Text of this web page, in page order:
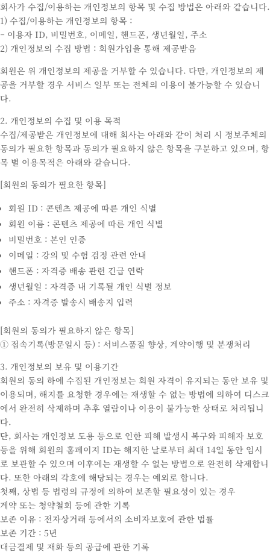
회사가 수집/이용하는 개인정보의 항목 및 수집 방법은 아래와 같습니다.
1) 수집/이용하는 개인정보의 항목 :
– 이용자 ID, 비밀번호, 이메일, 핸드폰, 생년월일, 주소
2) 개인정보의 수집 방법 : 회원가입을 통해 제공받음
회원은 위 개인정보의 제공을 거부할 수 있습니다. 다만, 개인정보의 제
공을 거부할 경우 서비스 일부 또는 전체의 이용이 불가능할 수 있습니
다.
2. 개인정보의 수집 및 이용 목적
수집/제공받은 개인정보에 대해 회사는 아래와 같이 처리 시 정보주체의
동의가 필요한 항목과 동의가 필요하지 않은 항목을 구분하고 있으며, 항
목 별 이용목적은 아래와 같습니다.
[회원의 동의가 필요한 항목]
회원 ID : 콘텐츠 제공에 따른 개인 식별
회원 이름 : 콘텐츠 제공에 따른 개인 식별
비밀번호 : 본인 인증
이메일 : 강의 및 수험 검정 관련 안내
핸드폰 : 자격증 배송 관련 긴급 연락
생년월일 : 자격증 내 기록될 개인 식별 정보
주소 : 자격증 발송시 배송지 입력
[회원의 동의가 필요하지 않은 항목]
① 접속기록(방문일시 등) : 서비스품질 향상, 계약이행 및 분쟁처리
3. 개인정보의 보유 및 이용기간
회원의 동의 하에 수집된 개인정보는 회원 자격이 유지되는 동안 보유 및
이용되며, 해지를 요청한 경우에는 재생할 수 없는 방법에 의하여 디스크
에서 완전히 삭제하며 추후 열람이나 이용이 불가능한 상태로 처리됩니
다.
단, 회사는 개인정보 도용 등으로 인한 피해 발생시 복구와 피해자 보호
등을 위해 회원의 홈페이지 ID는 해지한 날로부터 최대 14일 동안 임시
로 보관할 수 있으며 이후에는 재생할 수 없는 방법으로 완전히 삭제합니
다. 또한 아래의 각호에 해당되는 경우는 예외로 합니다.
첫째, 상법 등 법령의 규정에 의하여 보존할 필요성이 있는 경우
계약 또는 청약철회 등에 관한 기록
보존 이유 : 전자상거래 등에서의 소비자보호에 관한 법률
보존 기간 : 5년
대금결제 및 재화 등의 공급에 관한 기록